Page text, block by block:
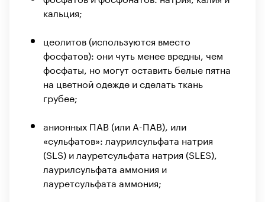
кальция;
цеолитов (используются вместо
фосфатов): они чуть менее вредны, чем
фосфаты, но могут оставить белые пятна
на цветной одежде и сделать ткань
грубее;
анионных ПАВ (или А-ПАВ), или
«сульфатов»: лаурилсульфата натрия
(SLS) и лауретсульфата натрия (SLES),
лаурилсульфата аммония и
лауретсульфата аммония;